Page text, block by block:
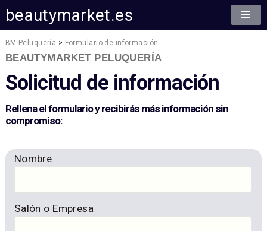
beautymarket.es
BM Peluquería > Formulario de información
BEAUTYMARKET PELUQUERÍA
Solicitud de información
Rellena el formulario y recibirás más información sin
compromiso:
Nombre
Salón o Empresa